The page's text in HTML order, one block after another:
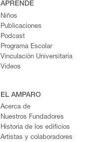
APRENDE
Niños
Publicaciones
Podcast
Programa Escolar
Vinculación Universitaria
Videos
EL AMPARO
Acerca de
Nuestros Fundadores
Historia de los edificios
Artistas y colaboradores